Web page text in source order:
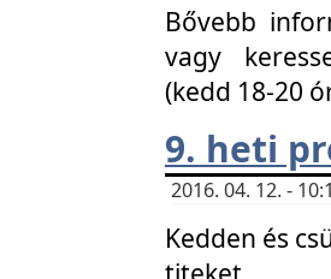
Bővebb
vagy
(kedd 18-20
9. heti
2016. 04. 12. -
Kedden és